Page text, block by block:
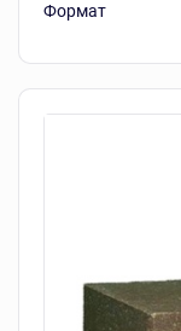
Формат